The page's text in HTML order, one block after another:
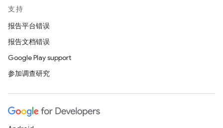
支持
报告平台错误
报告文档错误
Google Play support
参加调查研究